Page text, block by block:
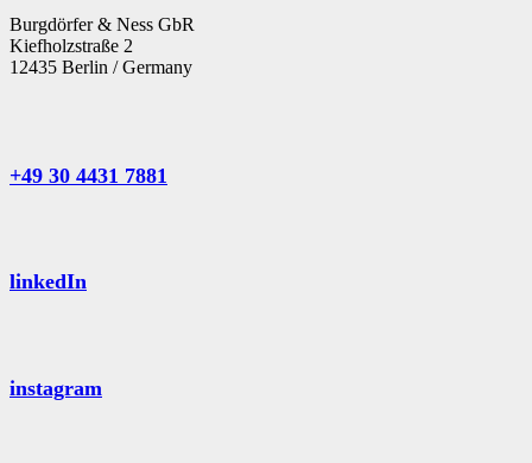
Burgdörfer & Ness GbR
Kiefholzstraße 2
12435 Berlin / Germany
+49 30 4431 7881
linkedIn
instagram